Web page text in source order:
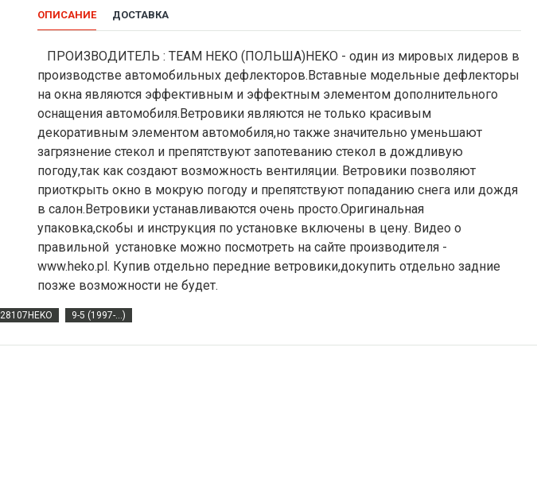
ОПИСАНИЕ ДОСТАВКА
ПРОИЗВОДИТЕЛЬ : TEAM HEKO (ПОЛЬША)HEKO - один из мировых лидеров в
производстве автомобильных дефлекторов.Вставные модельные дефлекторы
на окна являются эффективным и эффектным элементом дополнительного
оснащения автомобиля.Ветровики являются не только красивым
декоративным элементом автомобиля,но также значительно уменьшают
загрязнение стекол и препятствуют запотеванию стекол в дождливую
погоду,так как создают возможность вентиляции. Ветровики позволяют
приоткрыть окно в мокрую погоду и препятствуют попаданию снега или дождя
в салон.Ветровики устанавливаются очень просто.Оригинальная
упаковка,скобы и инструкция по установке включены в цену. Видео о
правильной установке можно посмотреть на сайте производителя -
www.heko.pl. Купив отдельно передние ветровики,докупить отдельно задние
позже возможности не будет.
28107HEKO 9-5 (1997-...)